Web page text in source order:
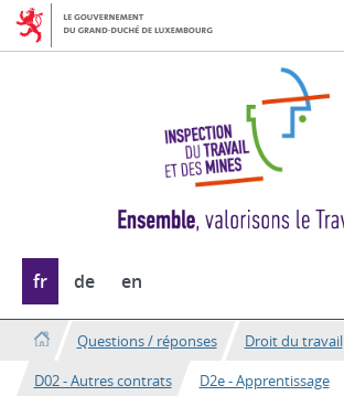
Aller
Aller
au
Changer
de
langue
fr de en
Questions / réponses
Droit du travail
D02 - Autres contrats
D2e - Apprentissage